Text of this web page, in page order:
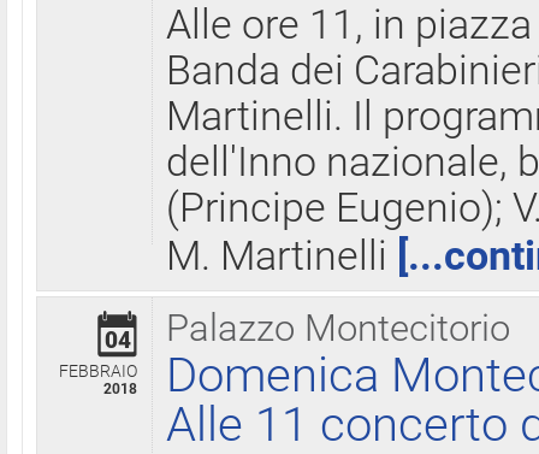
Alle ore 11, in
Banda dei
Martinelli. Il
dell'Inno nazionale,
(Principe Eugenio);
M. Martinelli
Palazzo Montecitorio
04
FEBBRAIO
2018
Domenica
Alle 11 concerto